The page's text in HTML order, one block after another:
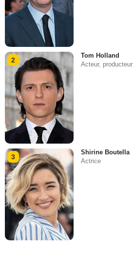
2
Tom Holland
Acteur, producteur
3
Shirine Boutella
Actrice